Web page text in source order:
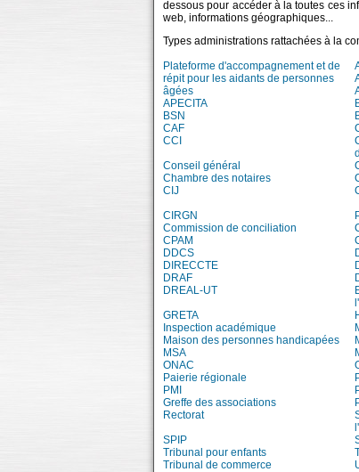
dessous pour accéder à la toutes ces
web, informations géographiques...
Types administrations rattachées à la
Plateforme d'accompagnement et de
répit pour les aidants de personnes
âgées
APECITA
BSN
CAF
CCI
Conseil général
Chambre des notaires
CIJ
CIRGN
Commission de conciliation
CPAM
DDCS
DIRECCTE
DRAF
DREAL-UT
GRETA
Inspection académique
Maison des personnes handicapées
MSA
ONAC
Paierie régionale
PMI
Greffe des associations
Rectorat
SPIP
Tribunal pour enfants
Tribunal de commerce